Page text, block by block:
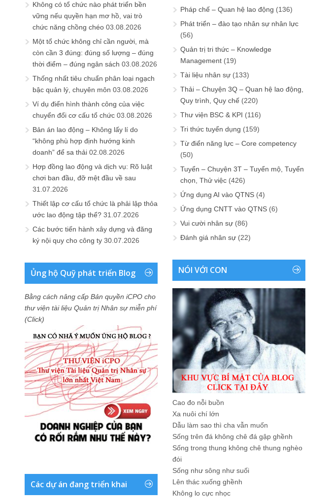
Không có tổ chức nào phát triển bền
vững nếu quyền hạn mơ hồ, vai trò
chức năng chồng chéo 03.08.2026
Một tổ chức không chỉ cần người, mà
còn cần 3 đúng: đúng số lượng – đúng
thời điểm – đúng ngân sách 03.08.2026
Thống nhất tiêu chuẩn phân loại ngạch
bậc quản lý, chuyên môn 03.08.2026
Ví dụ điển hình thành công của việc
chuyển đổi cơ cấu tổ chức 03.08.2026
Bản án lao động – Không lấy lí do
“không phù hợp định hướng kinh
doanh” để sa thải 02.08.2026
Hợp đồng lao động và dịch vụ: Rõ luật
chơi ban đầu, đỡ mệt đầu về sau
31.07.2026
Thiết lập cơ cấu tổ chức là phải lập thỏa
ước lao động tập thể? 31.07.2026
Các bước tiến hành xây dựng và đăng
ký nội quy cho công ty 30.07.2026
Ủng hộ Quỹ phát triển Blog
Bằng cách nâng cấp Bản quyền iCPO cho
thư viện tài liệu Quản trị Nhân sự miễn phí
(Click)
Các dự án đang triển khai
Pháp chế – Quan hệ lao động (136)
Phát triển – đào tạo nhân sự nhân lực
(56)
Quản trị tri thức – Knowledge
Management (19)
Tài liệu nhân sự (133)
Thải – Chuyện 3Q – Quan hệ lao động,
Quy trình, Quy chế (220)
Thư viện BSC & KPI (116)
Tri thức tuyển dụng (159)
Từ điển năng lực – Core competency
(50)
Tuyển – Chuyện 3T – Tuyển mộ, Tuyển
chọn, Thử việc (426)
Ứng dụng AI vào QTNS (4)
Ứng dụng CNTT vào QTNS (6)
Vui cười nhân sự (86)
Đánh giá nhân sự (22)
NÓI VỚI CON
Cao đo nỗi buồn
Xa nuôi chí lớn
Dẫu làm sao thì cha vẫn muốn
Sống trên đá không chê đá gập ghềnh
Sống trong thung không chê thung nghèo
đói
Sống như sông như suối
Lên thác xuống ghềnh
Không lo cực nhọc